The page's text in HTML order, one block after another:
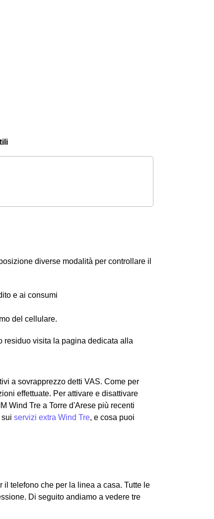
diverse modalità per controllare il
e ai consumi
del cellulare.
residuo visita la pagina dedicata alla
a sovrapprezzo detti VAS. Come per
effettuate. Per attivare e disattivare
Wind Tre a Torre d'Arese più recenti
servizi extra Wind Tre, e cosa puoi
il telefono che per la linea a casa. Tutte le
Di seguito andiamo a vedere tre